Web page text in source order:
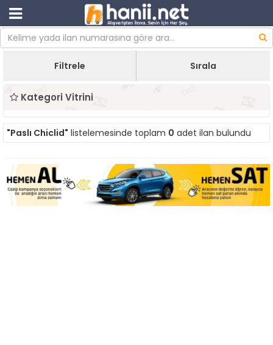
Filtrele Sırala
Kategori Vitrini
"Paslı Chiclid" listelemesinde toplam 0 adet ilan bulundu